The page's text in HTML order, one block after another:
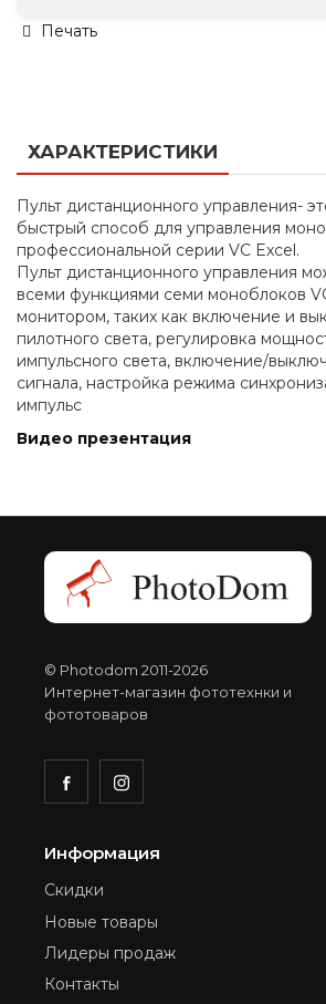
Печать
ХАРАКТЕРИСТИКИ
Пульт дистанционного управления-
быстрый способ для управления
профессиональной серии VC Excel.
Пульт дистанционного управления
всеми функциями семи моноблоков
монитором, таких как включение и
пилотного света, регулировка
импульсного света, включение/
сигнала, настройка режима
импульс
Видео презентация
© Photodom 2011-2026
Интернет-магазин фототехнки и
фототоваров
Информация
Скидки
Новые товары
Лидеры продаж
Контакты